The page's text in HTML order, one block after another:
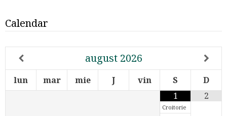
Calendar
august 2026
lun mar mie J vin S
D
1
Croitorie
2